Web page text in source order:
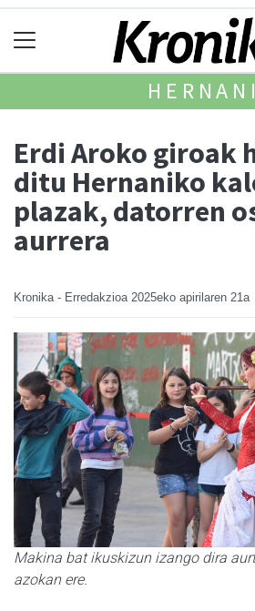
HERNANI
Erdi Aroko giroak
ditu Hernaniko
plazak, datorren
aurrera
Kronika - Erredakzioa 2025eko apirilaren 21a
Makina bat ikuskizun izango dira
azokan ere.